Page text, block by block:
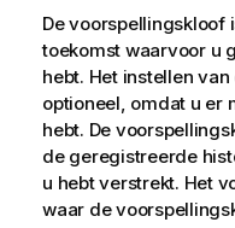
De voorspellingskloof
toekomst waarvoor u
hebt. Het instellen
optioneel, omdat u er
hebt. De
de geregistreerde
u hebt verstrekt. Het
waar de